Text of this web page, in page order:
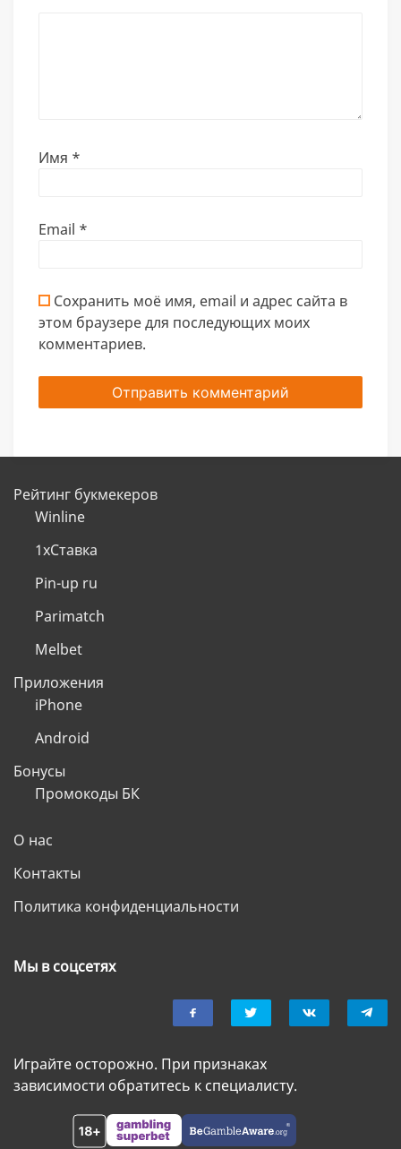
Имя *
Email *
Сохранить моё имя, email и адрес сайта в
этом браузере для последующих моих
комментариев.
Рейтинг букмекеров
Winline
1хСтавка
Pin-up ru
Parimatch
Melbet
Приложения
iPhone
Android
Бонусы
Промокоды БК
О нас
Контакты
Политика конфиденциальности
Мы в соцсетях
Играйте осторожно. При признаках
зависимости обратитесь к специалисту.